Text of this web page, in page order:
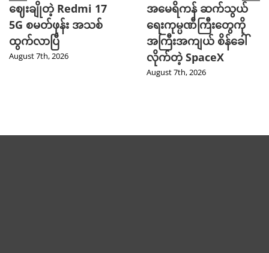
ဈေးချိုတဲ့ Redmi 17
5G စမတ်ဖုန်း အသစ်
ထွက်လာပြီ
August 7th, 2026
အမေရိကန် ဆက်သွယ်
ရေးကုမ္ပဏီကြီးတွေကို
အကြီးအကျယ် စိန်ခေါ်
လိုက်တဲ့ SpaceX
August 7th, 2026